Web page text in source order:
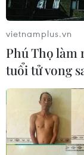
VN-Index
ETF hoàn
17/09/2021 09:56
Thị trường
vietnamplus.vn
Phú Thọ làm
tuổi tử vong